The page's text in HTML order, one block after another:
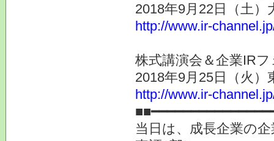
2018年9月22日（土
http://www.ir-
株式講演会＆企業IR
2018年9月25日（火
http://www.ir-
当日は、成長企業の